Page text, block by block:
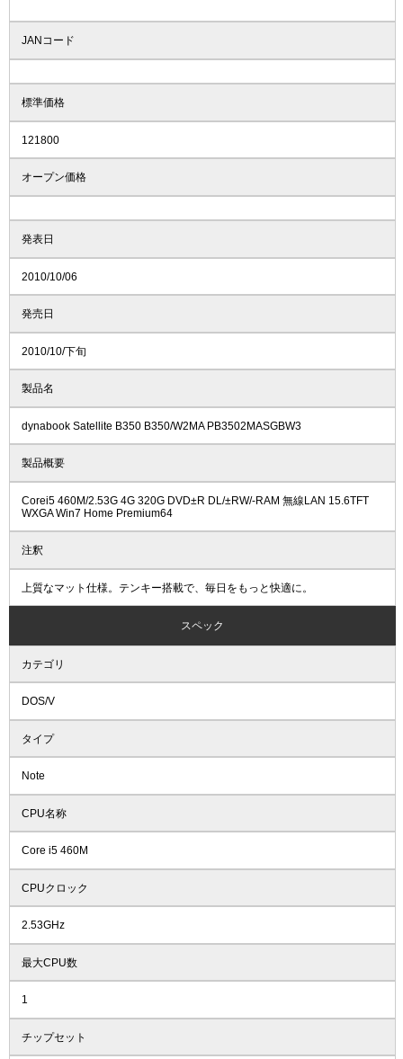
JANコード
標準価格
121800
オープン価格
発表日
2010/10/06
発売日
2010/10/下旬
製品名
dynabook Satellite B350 B350/W2MA PB3502MASGBW3
製品概要
Corei5 460M/2.53G 4G 320G DVD±R DL/±RW/-RAM 無線LAN 15.6TFT
WXGA Win7 Home Premium64
注釈
上質なマット仕様。テンキー搭載で、毎日をもっと快適に。
スペック
カテゴリ
DOS/V
タイプ
Note
CPU名称
Core i5 460M
CPUクロック
2.53GHz
最大CPU数
1
チップセット